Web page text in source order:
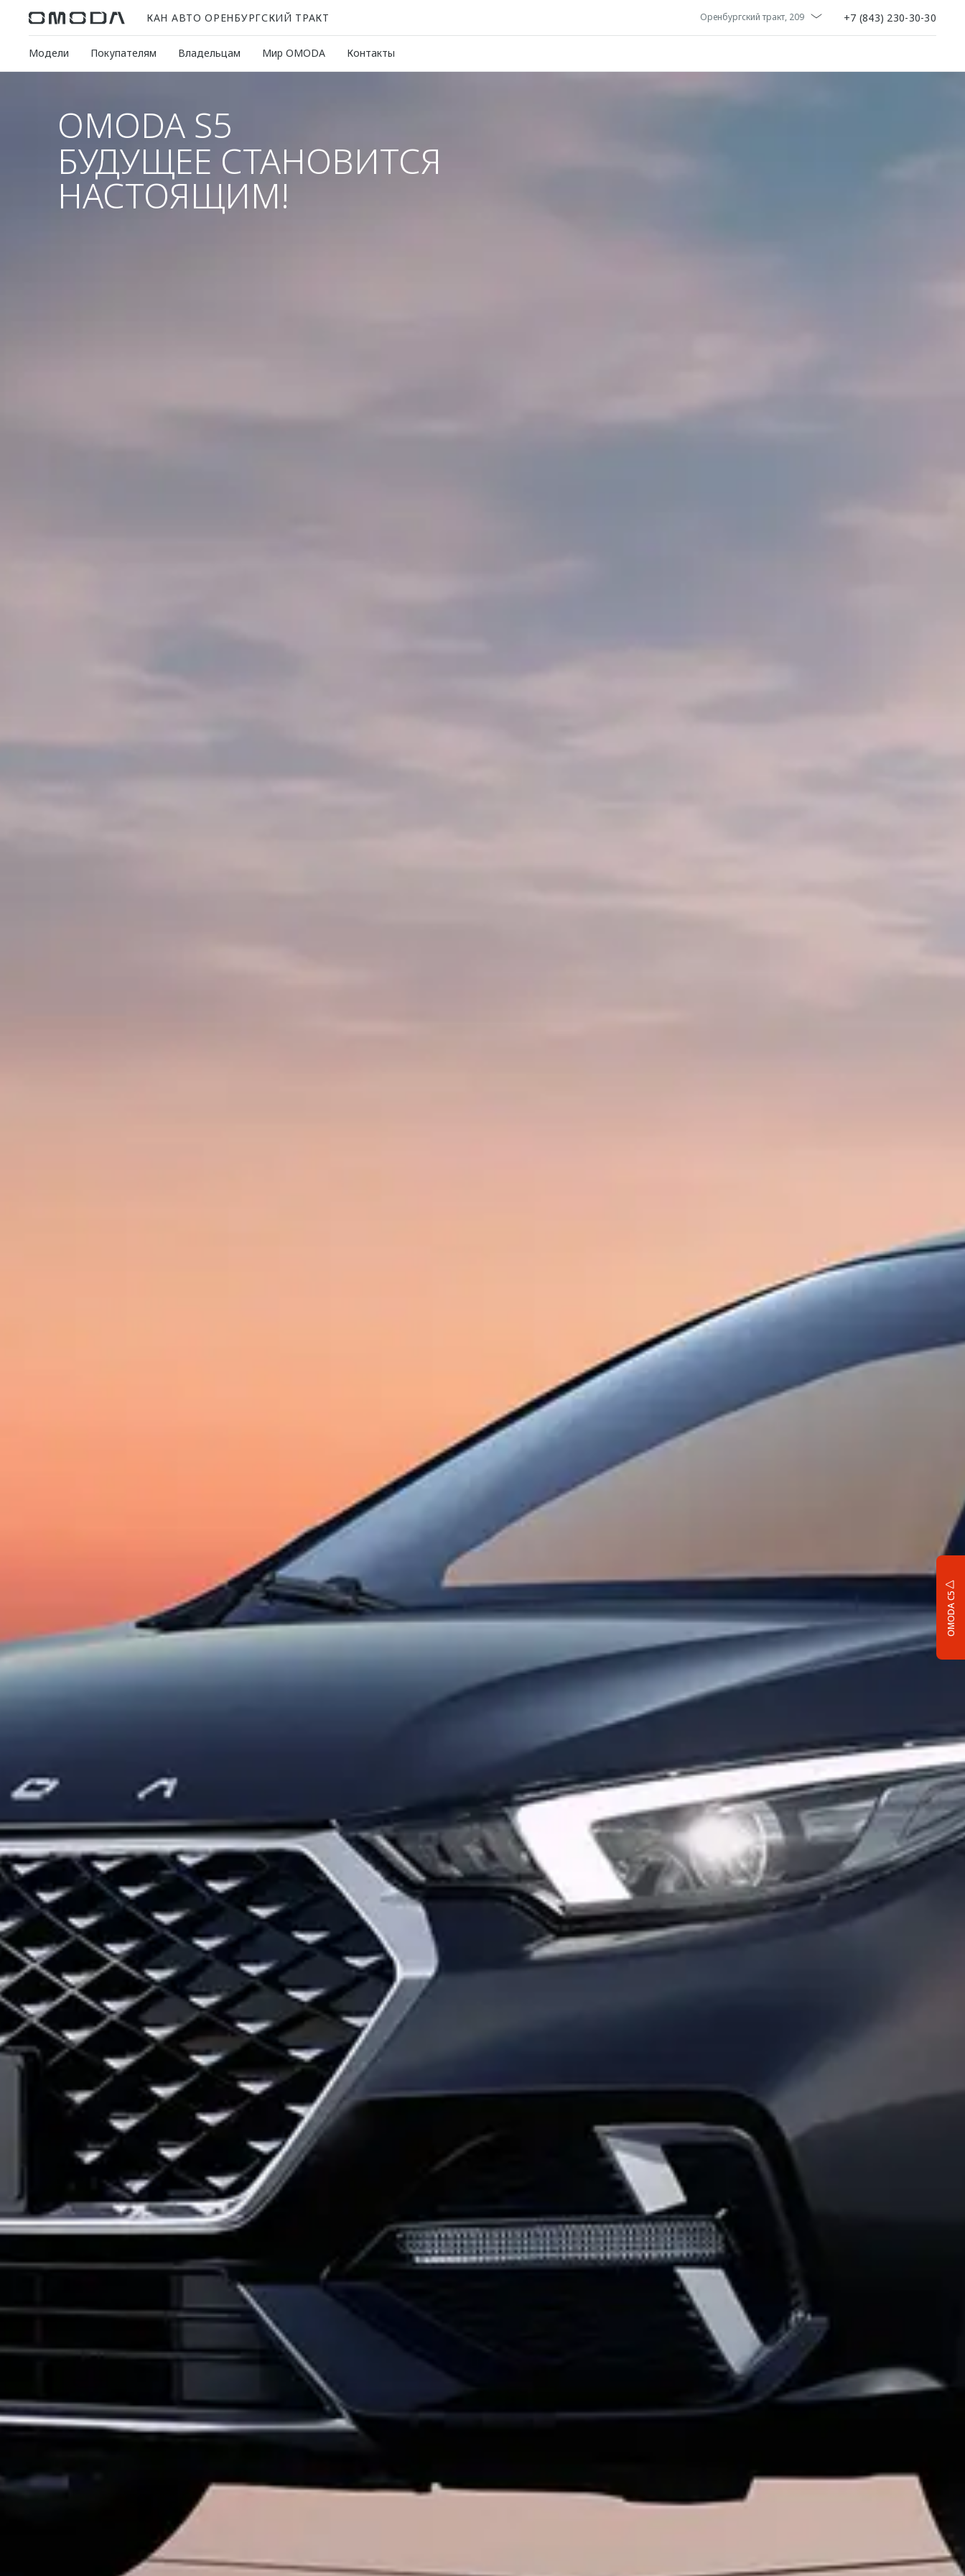
КАН АВТО ОРЕНБУРГСКИЙ ТРАКТ Оренбургский тракт, 209 +7 (843) 230-30-30
Модели Покупателям Владельцам Мир OMODA Контакты
OMODA C5
OMODA S5
БУДУЩЕЕ СТАНОВИТСЯ
НАСТОЯЩИМ!